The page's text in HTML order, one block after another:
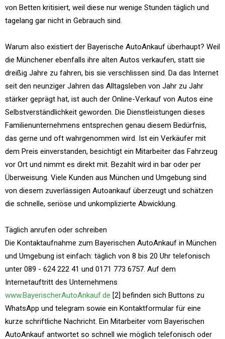
von Betten kritisiert, weil diese nur wenige Stunden täglich und
tagelang gar nicht in Gebrauch sind.
Warum also existiert der Bayerische AutoAnkauf überhaupt? Weil
die Münchener ebenfalls ihre alten Autos verkaufen, statt sie
dreißig Jahre zu fahren, bis sie verschlissen sind. Da das Internet
seit den neunziger Jahren das Alltagsleben von Jahr zu Jahr
stärker geprägt hat, ist auch der Online-Verkauf von Autos eine
Selbstverständlichkeit geworden. Die Dienstleistungen dieses
Familienunternehmens entsprechen genau diesem Bedürfnis,
das gerne und oft wahrgenommen wird. Ist ein Verkäufer mit
dem Preis einverstanden, besichtigt ein Mitarbeiter das Fahrzeug
vor Ort und nimmt es direkt mit. Bezahlt wird in bar oder per
Überweisung. Viele Kunden aus München und Umgebung sind
von diesem zuverlässigen Autoankauf überzeugt und schätzen
die schnelle, seriöse und unkomplizierte Abwicklung.
Täglich anrufen oder schreiben
Die Kontaktaufnahme zum Bayerischen AutoAnkauf in München
und Umgebung ist einfach: täglich von 8 bis 20 Uhr telefonisch
unter 089 - 624 222 41 und 0171 773 6757. Auf dem
Internetauftritt des Unternehmens
www.BayerischerAutoAnkauf.de [2] befinden sich Buttons zu
WhatsApp und telegram sowie ein Kontaktformular für eine
kurze schriftliche Nachricht. Ein Mitarbeiter vom Bayerischen
AutoAnkauf antwortet so schnell wie möglich telefonisch oder